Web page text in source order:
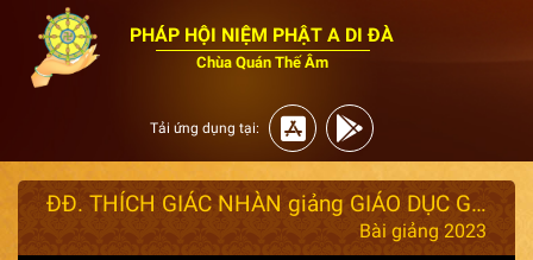
PHÁP HỘI NIỆM PHẬT A DI ĐÀ
Chùa Quán Thế Âm
Tải ứng dụng tại:
ĐĐ. THÍCH GIÁC NHÀN giảng GIÁO DỤC GIA ĐÌNH - ngày 21/05/2023
Bài giảng 2023